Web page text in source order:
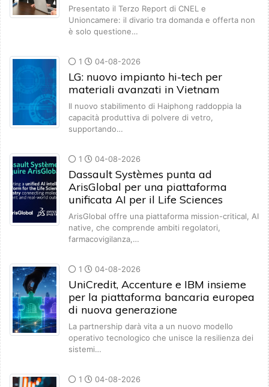
Presentato il Terzo Report di CNEL e
Unioncamere: il divario tra domanda e offerta non
è solo questione…
1 04-08-2026
LG: nuovo impianto hi-tech per
materiali avanzati in Vietnam
Il nuovo stabilimento di Haiphong raddoppia la
capacità produttiva di polvere di vetro,
supportando…
1 04-08-2026
Dassault Systèmes punta ad
ArisGlobal per una piattaforma
unificata AI per il Life Sciences
ArisGlobal offre una piattaforma mission-critical, AI
native, che comprende ambiti regolatori,
farmacovigilanza,…
1 04-08-2026
UniCredit, Accenture e IBM insieme
per la piattaforma bancaria europea
di nuova generazione
La partnership darà vita a un nuovo modello
operativo tecnologico che unisce la resilienza dei
sistemi…
1 04-08-2026